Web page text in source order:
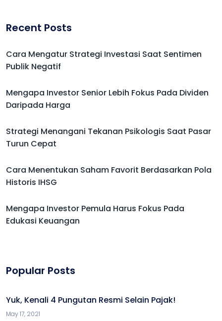
Recent Posts
Cara Mengatur Strategi Investasi Saat Sentimen
Publik Negatif
Mengapa Investor Senior Lebih Fokus Pada Dividen
Daripada Harga
Strategi Menangani Tekanan Psikologis Saat Pasar
Turun Cepat
Cara Menentukan Saham Favorit Berdasarkan Pola
Historis IHSG
Mengapa Investor Pemula Harus Fokus Pada
Edukasi Keuangan
Popular Posts
Yuk, Kenali 4 Pungutan Resmi Selain Pajak!
May 17, 2021